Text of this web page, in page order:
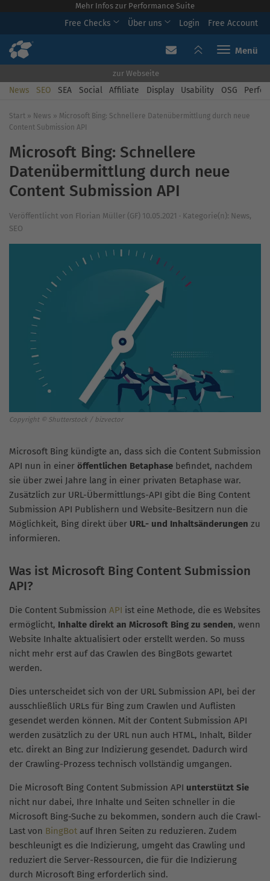
Mehr Infos zur Performance Suite
Free Checks Über uns Login Free Account
Toggle
zur Webseite
News SEO SEA Social Affiliate Display Usability OSG
Start » News » Microsoft Bing: Schnellere Datenübermittlung durch neue
Content Submission API
Microsoft Bing: Schnellere
Datenübermittlung durch neue
Content Submission API
Veröffentlicht von Florian Müller (GF) 10.05.2021 · Kategorie(n): News,
SEO
Copyright © Shutterstock / bizvector
Microsoft Bing kündigte an, dass sich die Content Submission
API nun in einer öffentlichen Betaphase befindet, nachdem
sie über zwei Jahre lang in einer privaten Betaphase war.
Zusätzlich zur URL-Übermittlungs-API gibt die Bing Content
Submission API Publishern und Website-Besitzern nun die
Möglichkeit, Bing direkt über URL- und Inhaltsänderungen zu
informieren.
Was ist Microsoft Bing Content Submission
API?
Die Content Submission API ist eine Methode, die es Websites
ermöglicht, Inhalte direkt an Microsoft Bing zu senden, wenn
Website Inhalte aktualisiert oder erstellt werden. So muss
nicht mehr erst auf das Crawlen des BingBots gewartet
werden.
Dies unterscheidet sich von der URL Submission API, bei der
ausschließlich URLs für Bing zum Crawlen und Auflisten
gesendet werden können. Mit der Content Submission API
werden zusätzlich zu der URL nun auch HTML, Inhalt, Bilder
etc. direkt an Bing zur Indizierung gesendet. Dadurch wird
der Crawling-Prozess technisch vollständig umgangen.
Die Microsoft Bing Content Submission API unterstützt Sie
nicht nur dabei, Ihre Inhalte und Seiten schneller in die
Microsoft Bing-Suche zu bekommen, sondern auch die Crawl-
Last von BingBot auf Ihren Seiten zu reduzieren. Zudem
beschleunigt es die Indizierung, umgeht das Crawling und
reduziert die Server-Ressourcen, die für die Indizierung
durch Microsoft Bing erforderlich sind.